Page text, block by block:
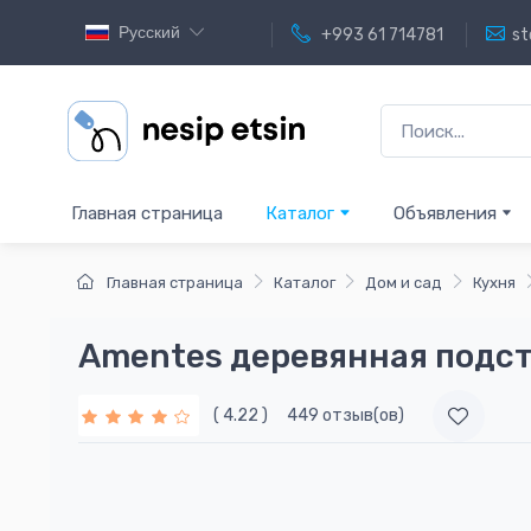
Русский +993 61 714781
Главная страница Каталог Объявления
Главная страница Каталог Дом и сад Кухня
Amentes деревянная
( 4.22 ) 449 отзыв(ов)